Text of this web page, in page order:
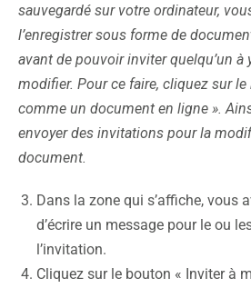
sauvegardé sur votre ordinateur,
l’enregistrer sous forme de
avant de pouvoir inviter quelqu’un à
modifier. Pour ce faire, cliquez sur
comme un document en ligne ».
envoyer des invitations pour la
document.
Dans la zone qui s’affiche, vous
d’écrire un message pour le ou
l’invitation.
Cliquez sur le bouton « Inviter à